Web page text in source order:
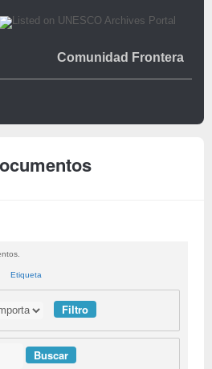
Comunidad Frontera
Etiqueta